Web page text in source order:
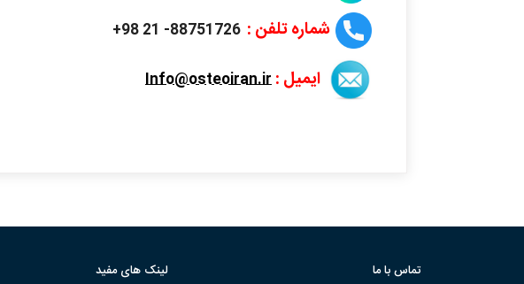
شماره تلفن : 88751726- 21 98+
ایمیل :Info@osteoiran.ir
تماس با ما لینک های مفید